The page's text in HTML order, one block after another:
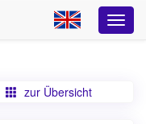
zur Übersicht